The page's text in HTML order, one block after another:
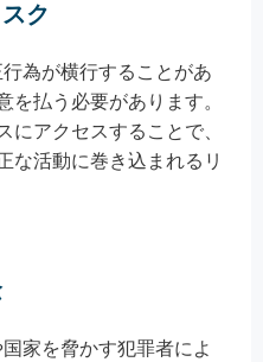
ク
為が横行することがあ
を払う必要があります。
にアクセスすることで、
な活動に巻き込まれるリ
家を脅かす犯罪者によ